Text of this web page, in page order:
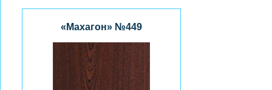
«Махагон» №449